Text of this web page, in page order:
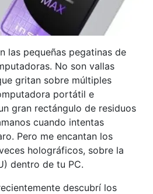
las pequeñas pegatinas de
No son vallas
gritan sobre múltiples
portátil e
gran rectángulo de residuos
cuando intentas
Pero me encantan los
holográficos, sobre la
dentro de tu PC.
descubrí los